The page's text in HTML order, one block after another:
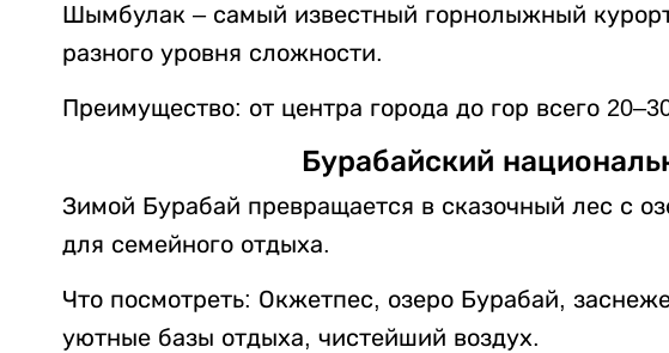
Шымбулак – самый известный горнолыжный
разного уровня сложности.
Преимущество: от центра города до гор всего
Бурабайский
Зимой Бурабай превращается в сказочный лес с
для семейного отдыха.
Что посмотреть: Окжетпес, озеро Бурабай,
уютные базы отдыха, чистейший воздух.